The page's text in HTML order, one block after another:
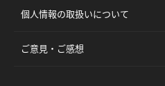
個人情報の取扱いについて
ご意見・ご感想